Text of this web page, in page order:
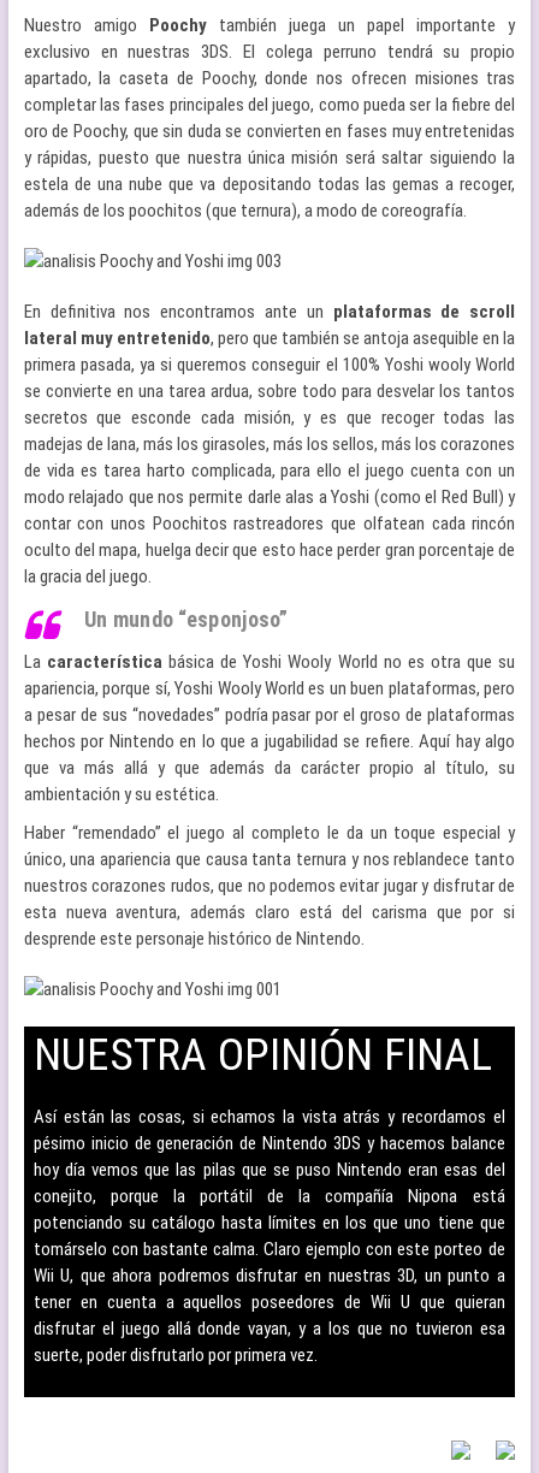
Nuestro amigo Poochytambién juega un papel importante y
exclusivo en nuestras 3DS. El colega perruno tendrá su propio
apartado, la caseta de Poochy, donde nos ofrecen misiones tras
completar las fases principales del juego, como pueda ser la fiebre del
oro de Poochy, que sin duda se convierten en fases muy entretenidas
y rápidas, puesto que nuestra única misión será saltar siguiendo la
estela de una nube que va depositando todas las gemas a recoger,
además de los poochitos (que ternura), a modo de coreografía.
En definitiva nos encontramos ante un plataformas de scroll
lateral muy entretenido, pero que también se antoja asequible en la
primera pasada, ya si queremos conseguir el 100% Yoshi wooly World
se convierte en una tarea ardua, sobre todo para desvelar los tantos
secretos que esconde cada misión, y es que recoger todas las
madejas de lana, más los girasoles, más los sellos, más los corazones
de vida es tarea harto complicada, para ello el juego cuenta con un
modo relajado que nos permite darle alas a Yoshi (como el Red Bull) y
contar con unos Poochitos rastreadores que olfatean cada rincón
oculto del mapa, huelga decir que esto hace perder gran porcentaje de
la gracia del juego.
Un mundo “esponjoso”
Lacaracterísticabásica de Yoshi Wooly World no es otra que su
apariencia, porque sí, Yoshi Wooly World es un buen plataformas, pero
a pesar de sus “novedades” podría pasar por el groso de plataformas
hechos por Nintendo en lo que a jugabilidad se refiere. Aquí hay algo
que va más allá y que además da carácter propio al título, su
ambientación y su estética.
Haber “remendado” el juego al completo le da un toque especial y
único, una apariencia que causa tanta ternura y nos reblandece tanto
nuestros corazones rudos, que no podemos evitar jugar y disfrutar de
esta nueva aventura, además claro está del carisma que por si
desprende este personaje histórico de Nintendo.
NUESTRA OPINIÓN FINAL
Así están las cosas, si echamos la vista atrás y recordamos el
pésimo inicio de generación de Nintendo 3DS y hacemos balance
hoy día vemos que las pilas que se puso Nintendo eran esas del
conejito, porque la portátil de la compañía Nipona está
potenciando su catálogo hasta límites en los que uno tiene que
tomárselo con bastante calma. Claro ejemplo con este porteo de
Wii U, que ahora podremos disfrutar en nuestras 3D, un punto a
tener en cuenta a aquellos poseedores de Wii U que quieran
disfrutar el juego allá donde vayan, y a los que no tuvieron esa
suerte, poder disfrutarlo por primera vez.